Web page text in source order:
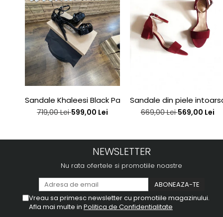
Sandale Khaleesi Black Patent
719,00 Lei599,00 Lei
Sandale din piele
669,00 Lei569,00 Lei
NEWSLETTER
Nu rata ofertele si promotiile noastre
Vreau sa primesc newsletter cu promotiile magazinului.
Afla mai multe in Politica de Confidentialitate